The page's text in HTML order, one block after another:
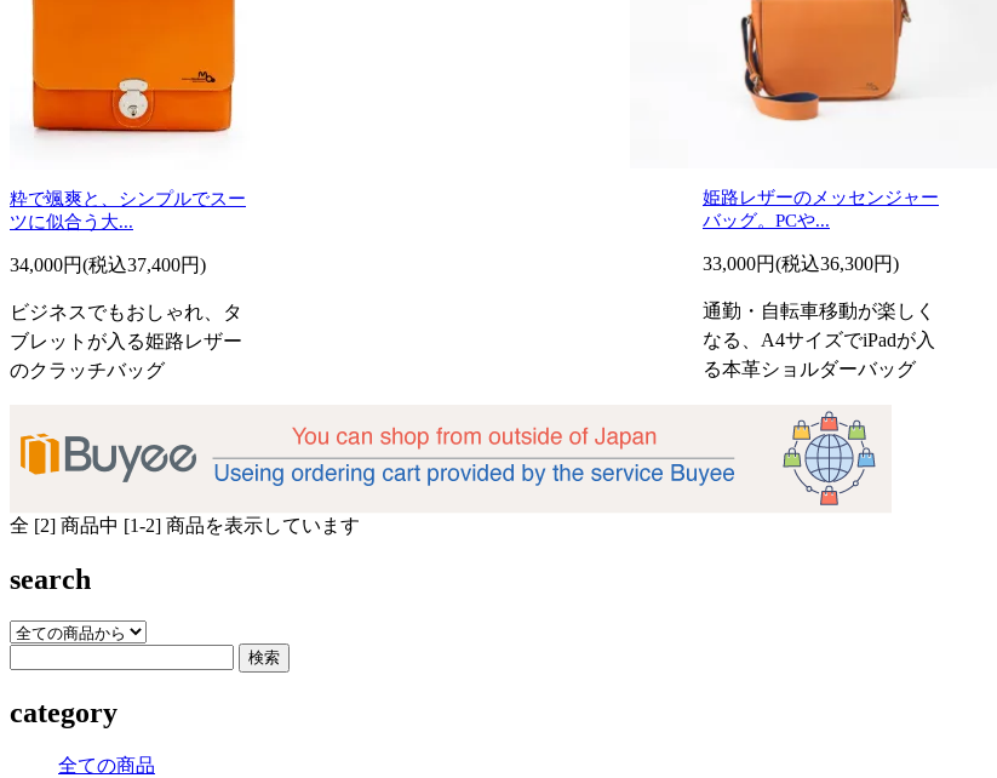
粋で颯爽と、シンプルでスー
ツに似合う大...
34,000円(税込37,400円)
ビジネスでもおしゃれ、タ
ブレットが入る姫路レザー
のクラッチバッグ
姫路レザーのメッセンジャー
バッグ。PCや...
33,000円(税込36,300円)
通勤・自転車移動が楽しく
なる、A4サイズでiPadが入
る本革ショルダーバッグ
全 [2] 商品中 [1-2] 商品を表示しています
search
category
全ての商品